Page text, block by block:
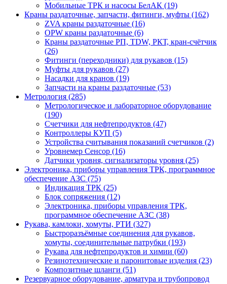
Мобильные ТРК и насосы БелАК (19)
Краны раздаточные, запчасти, фитинги, муфты (162)
ZVA краны раздаточные (16)
OPW краны раздаточные (6)
Краны раздаточные РП, TDW, РКТ, кран-счётчик
(26)
Фитинги (переходники) для рукавов (15)
Муфты для рукавов (27)
Насадки для кранов (19)
Запчасти на краны раздаточные (53)
Метрология (285)
Метрологическое и лабораторное оборудование
(190)
Счетчики для нефтепродуктов (47)
Контроллеры КУП (5)
Устройства считывания показаний счетчиков (2)
Уровнемер Сенсор (16)
Датчики уровня, сигнализаторы уровня (25)
Электроника, приборы управления ТРК, программное
обеспечение АЗС (75)
Индикация ТРК (25)
Блок сопряжения (12)
Электроника, приборы управления ТРК,
программное обеспечение АЗС (38)
Рукава, камлоки, хомуты, РТИ (327)
Быстроразъёмные соединения для рукавов,
хомуты, соединительные патрубки (193)
Рукава для нефтепродуктов и химии (60)
Резинотехнические и паронитовые изделия (23)
Композитные шланги (51)
Резервуарное оборудование, арматура и трубопровод